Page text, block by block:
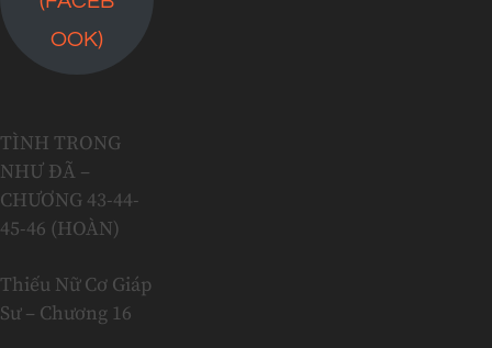
OOK)
TÌNH TRONG
NHƯ ĐÃ –
CHƯƠNG 43-44-
45-46 (HOÀN)
Thiếu Nữ Cơ Giáp
Sư – Chương 16